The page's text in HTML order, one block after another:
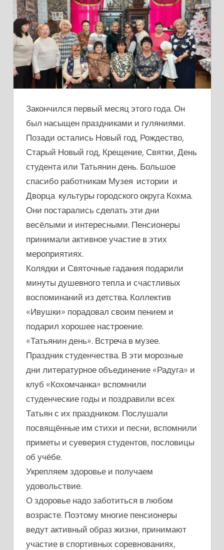
«КОХОМЧАНКА»
ВСПОМНИЛИ
СТУДЕНЧЕСКИЕ
ГОДЫ
И
ПОСЕТИЛИ
«ГОРОДОК»
Закончился первый месяц этого года. Он
был насыщен праздниками и гуляниями.
Позади остались Новый год, Рождество,
Старый Новый год, Крещение, Святки, День
студента или Татьянин день. Большое
спасибо работникам Музея истории и
Дворца культуры городского округа Кохма.
Они постарались сделать эти дни
весёлыми и интересными. Пенсионеры
принимали активное участие в этих
мероприятиях.
Колядки и Святочные гадания подарили
минуты душевного тепла и счастливых
воспоминаний из детства. Коллектив
«Ивушки» порадовал своим пением и
подарил хорошее настроение.
«Татьянин день». Встреча в музее.
Праздник студенчества. В эти морозные
дни литературное объединение «Радуга» и
клуб «Кохомчанка» вспомнили
студенческие годы и поздравили всех
Татьян с их праздником. Послушали
посвящённые им стихи и песни, вспомнили
приметы и суеверия студентов, пословицы
об учёбе.
Укрепляем здоровье и получаем
удовольствие.
О здоровье надо заботиться в любом
возрасте. Поэтому многие пенсионеры
ведут активный образ жизни, принимают
участие в спортивных соревнованиях,